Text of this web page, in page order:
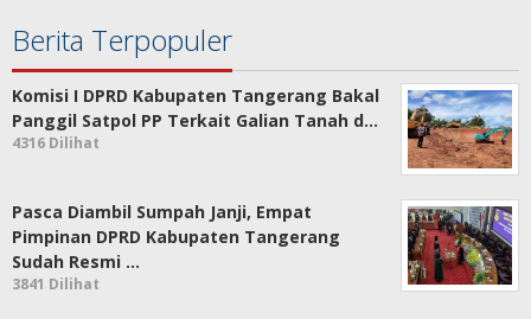
Berita Terpopuler
Komisi I DPRD Kabupaten Tangerang Bakal
Panggil Satpol PP Terkait Galian Tanah d…
4316 Dilihat
Pasca Diambil Sumpah Janji, Empat
Pimpinan DPRD Kabupaten Tangerang
Sudah Resmi …
3841 Dilihat